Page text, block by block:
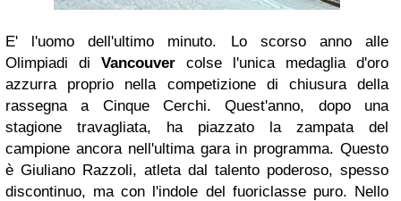
E' l'uomo dell'ultimo minuto. Lo scorso anno alle
Olimpiadi di Vancouver colse l'unica medaglia d'oro
azzurra proprio nella competizione di chiusura della
rassegna a Cinque Cerchi. Quest'anno, dopo una
stagione travagliata, ha piazzato la zampata del
campione ancora nell'ultima gara in programma. Questo
è Giuliano Razzoli, atleta dal talento poderoso, spesso
discontinuo, ma con l'indole del fuoriclasse puro. Nello